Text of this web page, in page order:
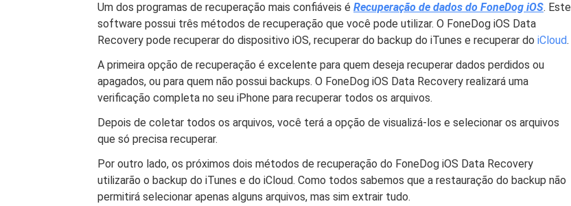
Um dos programas de recuperação mais confiáveis ​​é Recuperação de dados do FoneDog iOS. Este
software possui três métodos de recuperação que você pode utilizar. O FoneDog iOS Data
Recovery pode recuperar do dispositivo iOS, recuperar do backup do iTunes e recuperar do iCloud.
A primeira opção de recuperação é excelente para quem deseja recuperar dados perdidos ou
apagados, ou para quem não possui backups. O FoneDog iOS Data Recovery realizará uma
verificação completa no seu iPhone para recuperar todos os arquivos.
Depois de coletar todos os arquivos, você terá a opção de visualizá-los e selecionar os arquivos
que só precisa recuperar.
Por outro lado, os próximos dois métodos de recuperação do FoneDog iOS Data Recovery
utilizarão o backup do iTunes e do iCloud. Como todos sabemos que a restauração do backup não
permitirá selecionar apenas alguns arquivos, mas sim extrair tudo.